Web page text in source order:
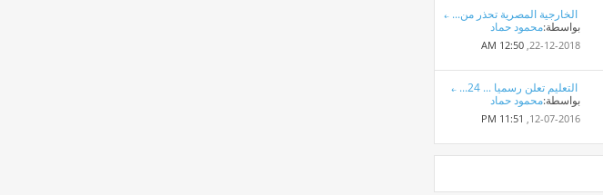
الخارجية المصرية تحذر من...
بواسطة:محمود حماد
22-12-2018,
12:50 AM
التعليم تعلن رسميا ... 24...
بواسطة:محمود حماد
12-07-2016,
11:51 PM